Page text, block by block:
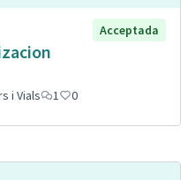
Acceptada
i Vials 1 0